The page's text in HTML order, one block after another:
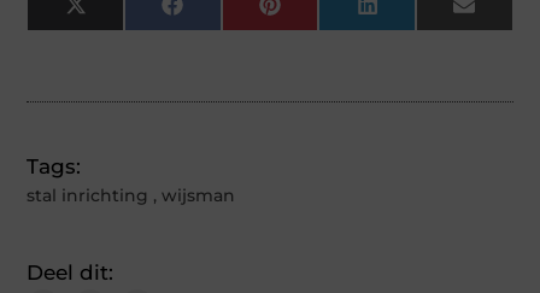
X
(Twitter)
FacebookPinterestLinkedInEmail
Tags:
stal inrichting ,wijsman
Deel dit: